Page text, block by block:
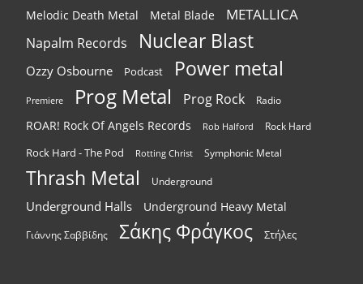
Melodic Death Metal Metal Blade METALLICA
Napalm Records Nuclear Blast
Ozzy Osbourne Podcast Power metal
Premiere Prog Metal Prog Rock Radio
ROAR! Rock Of Angels Records Rob Halford Rock Hard
Rock Hard - The Pod Rotting Christ Symphonic Metal
Thrash Metal Underground
Underground Halls Underground Heavy Metal
Γιάννης Σαββίδης Σάκης Φράγκος Στήλες